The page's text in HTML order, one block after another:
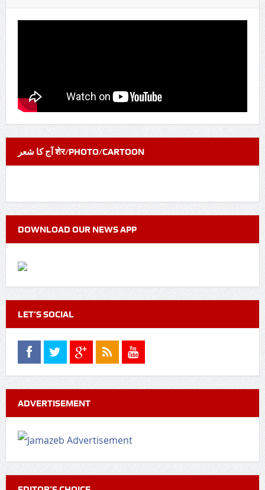
آج کا شعر शेर/PHOTO/CARTOON
DOWNLOAD OUR NEWS APP
LET’S SOCIAL
ADVERTISEMENT